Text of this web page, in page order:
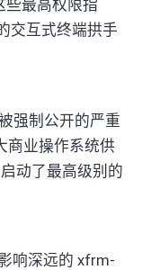
些最高权限指
交互式终端拱手
强制公开的严重
商业操作系统供
动了最高级别的
响深远的 xfrm-